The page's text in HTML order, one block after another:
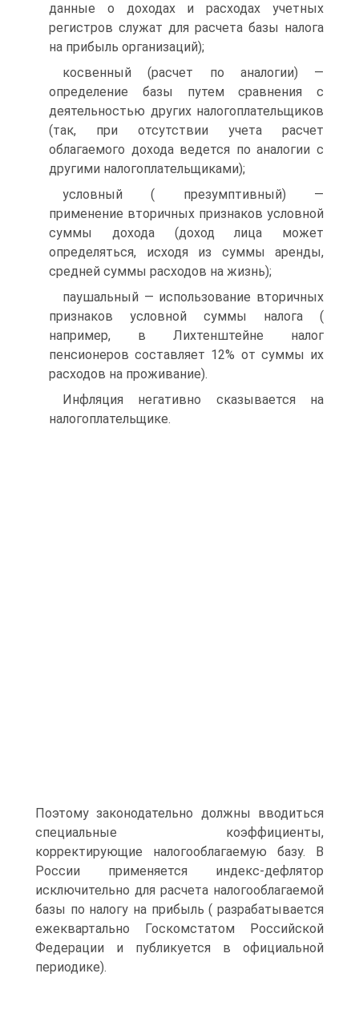
данные о доходах и расходах учетных
регистров служат для расчета базы налога
на прибыль организаций);
косвенный (расчет по аналогии) —
определение базы путем сравнения с
деятельностью других налогоплательщиков
(так, при отсутствии учета расчет
облагаемого дохода ведется по аналогии с
другими налогоплательщиками);
условный ( презумптивный) —
применение вторичных признаков условной
суммы дохода (доход лица может
определяться, исходя из суммы аренды,
средней суммы расходов на жизнь);
паушальный — использование вторичных
признаков условной суммы налога (
например, в Лихтенштейне налог
пенсионеров составляет 12% от суммы их
расходов на проживание).
Инфляция негативно сказывается на
налогоплательщике.
Поэтому законодательно должны вводиться
специальные коэффициенты,
корректирующие налогооблагаемую базу. В
России применяется индекс-дефлятор
исключительно для расчета налогооблагаемой
базы по налогу на прибыль ( разрабатывается
ежеквартально Госкомстатом Российской
Федерации и публикуется в официальной
периодике).